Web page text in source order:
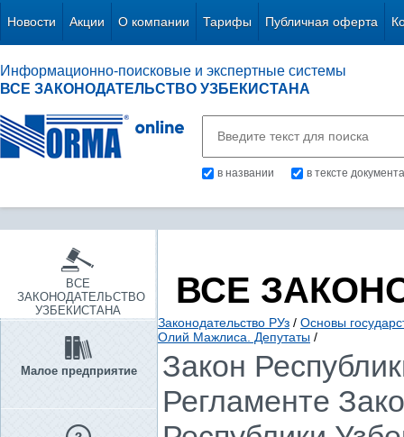
Новости Акции О компании Тарифы Публичная оферта
Информационно-поисковые и экспертные системы
ВСЕ ЗАКОНОДАТЕЛЬСТВО УЗБЕКИСТАНА
в названии в тексте документа
ВСЕ
ЗАКОНОДАТЕЛЬСТВО
УЗБЕКИСТАНА
Малое предприятие
ВСЕ
Законодательство РУз / Основы
Олий Мажлиса. Депутаты /
Закон
Регламенте